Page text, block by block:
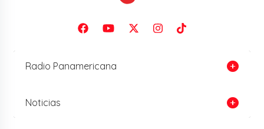
Radio Panamericana
Noticias